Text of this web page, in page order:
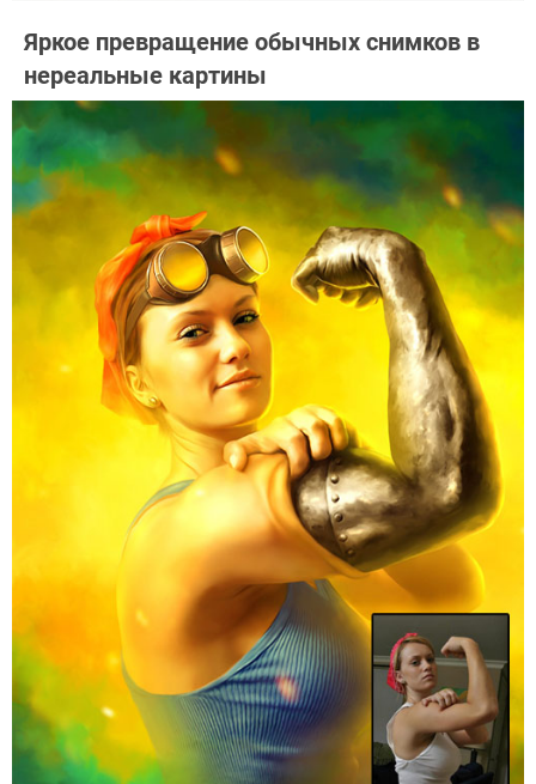
Яркое превращение обычных снимков в
нереальные картины